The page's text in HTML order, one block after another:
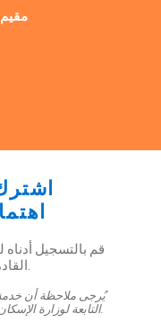
قم بالتسجيل
القادمة في قائمة الانتظار.
يُرجى ملاحظة أن
التابعة لوزارة الإسكان والمرافق والمجتمعات العمرانية فقط.